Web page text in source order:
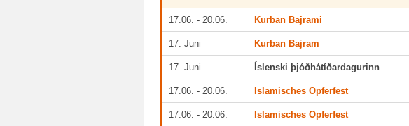
17.06. - 20.06. Kurban Bajrami
17. Juni Kurban Bajram
17. Juni Íslenski þjóðhátíðardagurinn
17.06. - 20.06. Islamisches Opferfest
17.06. - 20.06. Islamisches Opferfest